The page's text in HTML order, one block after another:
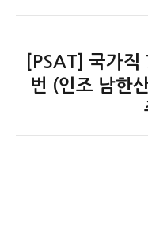
[PSAT] 국가
번 (인조 남한